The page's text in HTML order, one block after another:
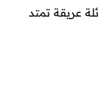
عريقة تمتد